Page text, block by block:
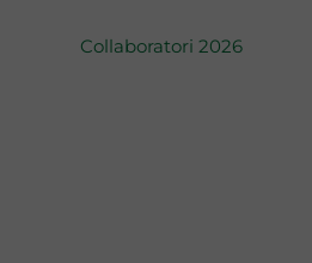
Collaboratori 2026